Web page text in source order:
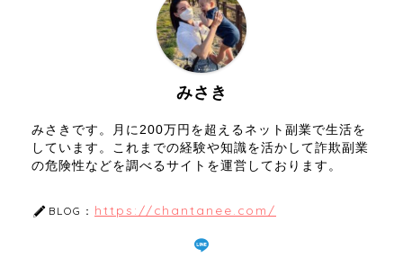
みさき
みさきです。月に200万円を超えるネット副業で生活を
しています。これまでの経験や知識を活かして詐欺副業
の危険性などを調べるサイトを運営しております。
BLOG： https://chantanee.com/